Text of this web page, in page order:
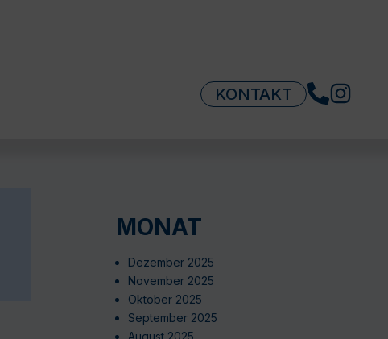
KONTAKT
MONAT
Dezember 2025
November 2025
Oktober 2025
September 2025